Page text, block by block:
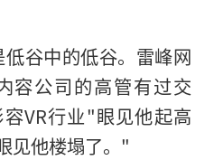
低谷中的低谷。雷峰网
容公司的高管有过交
VR行业"眼见他起高
见他楼塌了。"